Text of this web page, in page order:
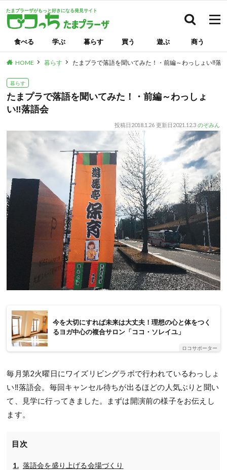
たまプラーザがもっと好きになる発見サイト
食べる 学ぶ 暮らす 買う 遊ぶ 商う
HOME 暮らす たまプラで落語を聞いてみた！・前編～わっしょい‼落
暮らす
たまプラで落語を聞いてみた！・前編～わっしょ
い‼落語会
投稿日 2018.1.26 更新日 2021.12.3 のぞみん
今を大切にすれば未来は大丈夫！理想の心と体をつく
るヨガ中心の複合サロン「ココ・ソレイユ」
ロコサポーター
毎月第2火曜日にワイズリビングラボで行われているわっしょ
い‼落語会。毎回キャンセル待ちが出るほどの人気ぶりと聞い
て、見学に行ってきました。まずは開演前の様子をお伝えし
ます。
目次
落語会を盛り上げる会場づくり